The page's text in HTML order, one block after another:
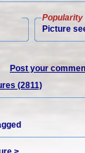
Popularity
Picture
Post your
(2811)